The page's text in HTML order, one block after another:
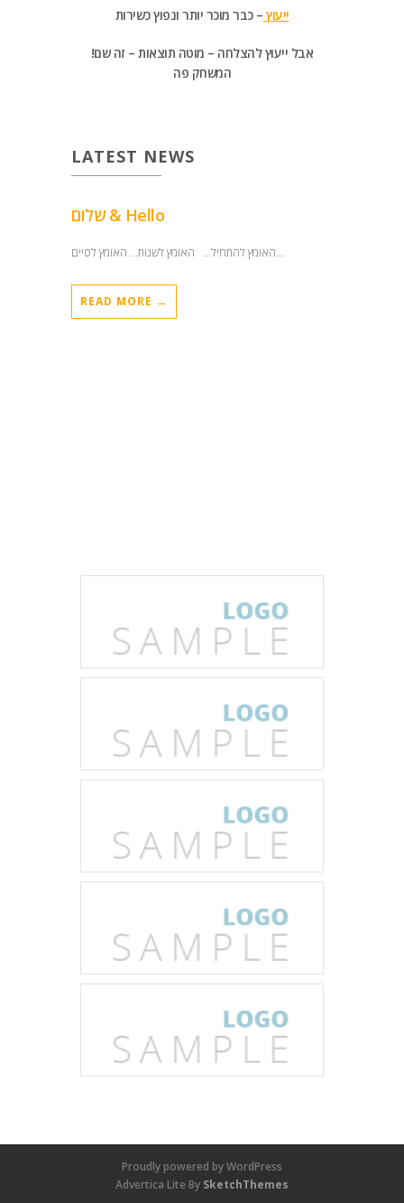
ייעוץ – כבר מוכר יותר ונפוץ כשירות
!אבל ייעוץ להצלחה – מוטה תוצאות – זה שם
המשחק פה
LATEST NEWS
שלום & Hello
האומץ להתחיל… האומץ לשנות… האומץ לסיים…
READ MORE →
Proudly powered by WordPress
Advertica Lite By SketchThemes